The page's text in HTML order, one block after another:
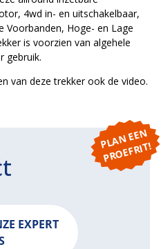
4wd in- en uitschakelbaar,
Voorbanden, Hoge- en Lage
is voorzien van algehele
gebruik.
van deze trekker ook de video.
P
L
A
N
E
E
N
P
R
O
E
F
RI
T!
EXPERT